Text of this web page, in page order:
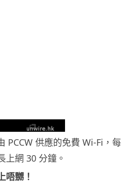
PCCW 供應的免費 Wi-Fi，每
上網 30 分鐘。
唔嬲！